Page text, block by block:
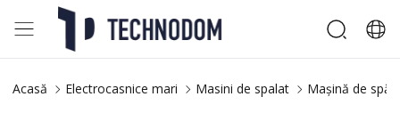
Acasă Electrocasnice mari Masini de spalat Mașină de